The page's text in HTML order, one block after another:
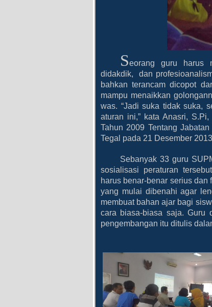
Seorang guru harus
didakdik, dan
bahkan terancam dicopot
mampu menaikkan
was. “Jadi suka tidak suka,
aturan ini,” kata Anasri,
Tahun 2009 Tentang
Tegal pada 21 Desember
Sebanyak 33 guru
sosialisasi peraturan
harus benar-benar serius
yang mulai dibenahi agar
membuat bahan ajar bagi
cara biasa-biasa saja. Guru
pengembangan itu ditulis